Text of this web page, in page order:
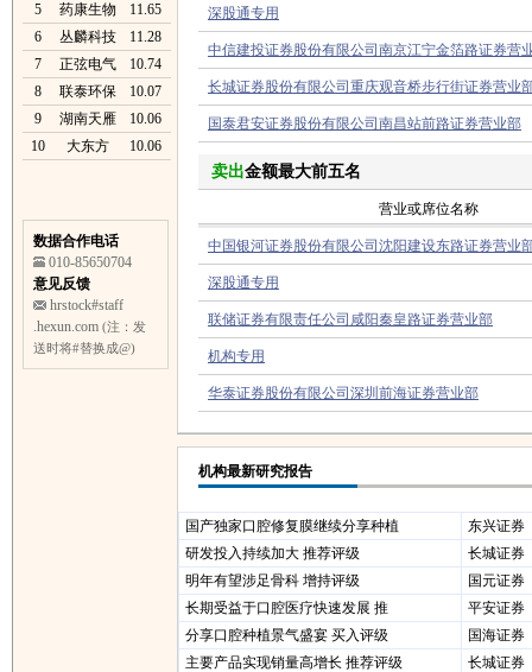
5
药康生物
11.65
6
丛麟科技
11.28
7
正弦电气
10.74
8
联泰环保
10.07
9
湖南天雁
10.06
10
大东方 10.06
数据合作电话
010-85650704
意见反馈
hrstock#staff
.hexun.com (注：发
送时将#替换成@)
深股通专用
中信建投证券股份有限公司南京江宁金箔路证券营
长城证券股份有限公司重庆观音桥步行街证券营业
国泰君安证券股份有限公司南昌站前路证券营业部
卖出金额最大前五名
营业或席位名称
中国银河证券股份有限公司沈阳建设东路证券营业
深股通专用
联储证券有限责任公司咸阳秦皇路证券营业部
机构专用
华泰证券股份有限公司深圳前海证券营业部
机构最新研究报告
国产独家口腔修复膜继续分享种植
东兴证券
研发投入持续加大 推荐评级
长城证券
明年有望涉足骨科 增持评级
国元证券
长期受益于口腔医疗快速发展 推
平安证券
分享口腔种植景气盛宴 买入评级
国海证券
主要产品实现销量高增长 推荐评级
长城证券